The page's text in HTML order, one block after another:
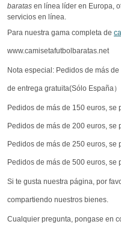
baratas en línea líder en Europa,
servicios en línea.
Para nuestra gama completa de
www.camisetafutbolbaratas.net
Nota especial: Pedidos de más
de entrega gratuita(Sólo España
Pedidos de más de 150 euros, se
Pedidos de más de 200 euros, se
Pedidos de más de 250 euros, se
Pedidos de más de 500 euros, se
Si te gusta nuestra página, por
compartiendo nuestros bienes.
Cualquier pregunta, pongase en